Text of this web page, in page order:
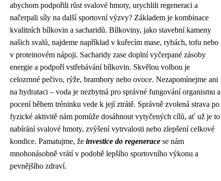
abychom podpořili růst svalové hmoty, urychlili regeneraci a
načerpali síly na další sportovní výzvy? Základem je kombinace
kvalitních bílkovin a sacharidů. Bílkoviny, jako stavební kameny
našich svalů, najdeme například v kuřecím mase, rybách, tofu nebo
v proteinovém nápoji. Sacharidy zase doplní vyčerpané zásoby
energie a podpoří vstřebávání bílkovin. Skvělou volbou je
celozrnné pečivo, rýže, brambory nebo ovoce. Nezapomínejme ani
na hydrataci – voda je nezbytná pro správné fungování organismu a
pocení během tréninku vede k její ztrátě. Správně zvolená strava po
fyzické aktivitě nám pomůže dosáhnout vytyčených cílů, ať už je to
nabírání svalové hmoty, zvýšení vytrvalosti nebo zlepšení celkové
kondice. Pamatujme, že investice do regenerace se nám
mnohonásobně vrátí v podobě lepšího sportovního výkonu a
pevnějšího zdraví.